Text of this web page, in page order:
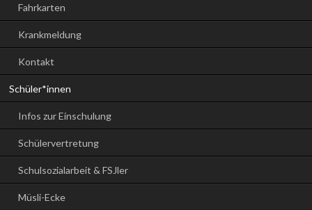
Fahrkarten
Krankmeldung
Kontakt
Schüler*innen
Infos zur Einschulung
Schülervertretung
Schulsozialarbeit & FSJler
Müsli-Ecke